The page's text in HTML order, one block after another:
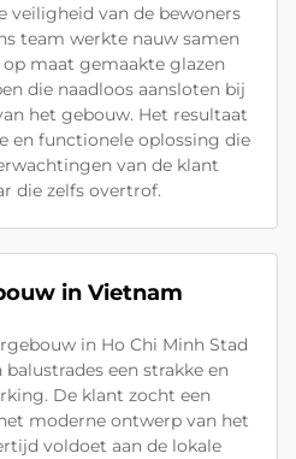
veiligheid van de bewoners
team werkte nauw samen
maat gemaakte glazen
die naadloos aansloten bij
het gebouw. Het resultaat
en functionele oplossing die
van de klant
die zelfs overtrof.
in Vietnam
in Ho Chi Minh Stad
een strakke en
De klant zocht een
moderne ontwerp van het
voldoet aan de lokale